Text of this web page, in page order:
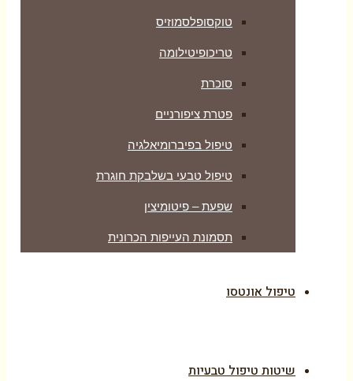
טוקסופלסמוזיס
טריכופיטילומה
סוכרת
פטרת ציפורניים
טיפול בפיברומיאלגיה
טיפול טבעי בשלבקת חוגרת
שפעת – פיטומיצין
תסמונת העייפות הכרונית
טיפול אונטסו
שיטות טיפול טבעיות